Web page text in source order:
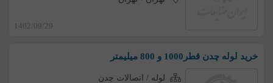
1402/09/29
خرید لوله چدن قطر1000 و 800 میلیمتر
لوله / اتصالات چدن